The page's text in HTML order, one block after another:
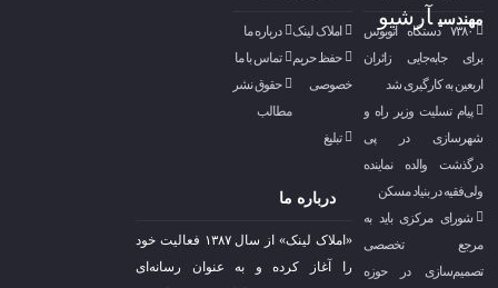
مهندسی آرشیو
۷۳۸۰ دستگاه اتوبوس
برای جابه‌جایی زائران
اربعین به‌ کارگیری شد
پیام تسلیت وزیر راه و
شهرسازی در پی
درگذشت والده نماینده
ولی‌فقیه در بنیاد مسکن
شورای مرکزی باید به
مرجع تخصصی
تصمیم‌سازی در حوزه
املاک لینک
درباره ما
حفظ حریم
خصوصی
تماس با ما
حقوق نشر
مطالب
تبلیغ
درباره ما
«املاک لینک» از سال ۱۳۸۷ فعالیت خود
را آغاز کرده و به عنوان رسانه‌ای